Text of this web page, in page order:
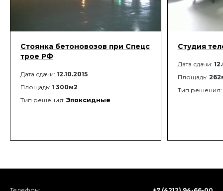
Стоянка бетоновозов при Спецс
трое РФ
Дата сдачи: 12.10.2015
Площадь: 1 300м2
Тип решения: Эпоксидные
Студия
Дата сдачи:
Площадь:
Тип решения: